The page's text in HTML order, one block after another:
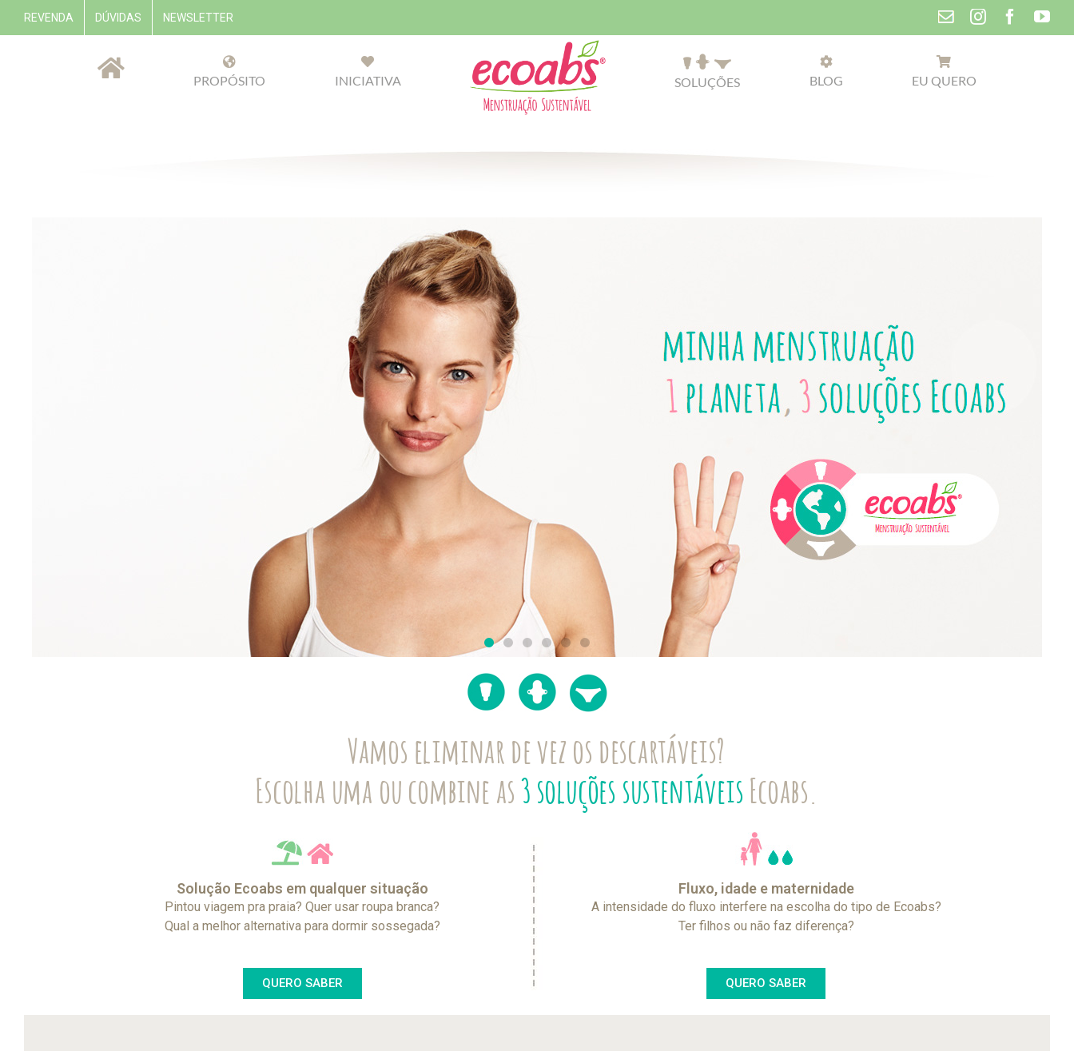
REVENDA DÚVIDAS NEWSLETTER
PROPÓSITO INICIATIVA SOLUÇÕES BLOG EU QUERO
Vamos eliminar de vez os descartáveis?
Escolha uma ou combine as3 soluções sustentáveis Ecoabs.
Solução Ecoabs em qualquer situação
Pintou viagem pra praia? Quer usar roupa branca?
Qual a melhor alternativa para dormir sossegada?
QUERO SABER
Fluxo, idade e maternidade
A intensidade do fluxo interfere na escolha do tipo de Ecoabs?
Ter filhos ou não faz diferença?
QUERO SABER